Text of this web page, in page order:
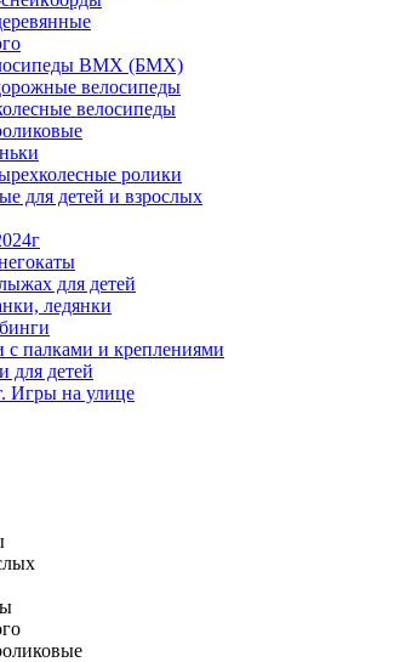
BMX (БМХ)
велосипеды
велосипеды
ролики
для детей и взрослых
для детей
ледянки
с палками и креплениями
для детей
Игры на улице